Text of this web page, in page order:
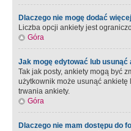
Dlaczego nie mogę dodać
Liczba opcji ankiety jest
Góra
Jak mogę edytować lub usunąć
Tak jak posty, ankiety mogą być
użytkownik może usunąć ankietę
trwania ankiety.
Góra
Dlaczego nie mam dostępu do